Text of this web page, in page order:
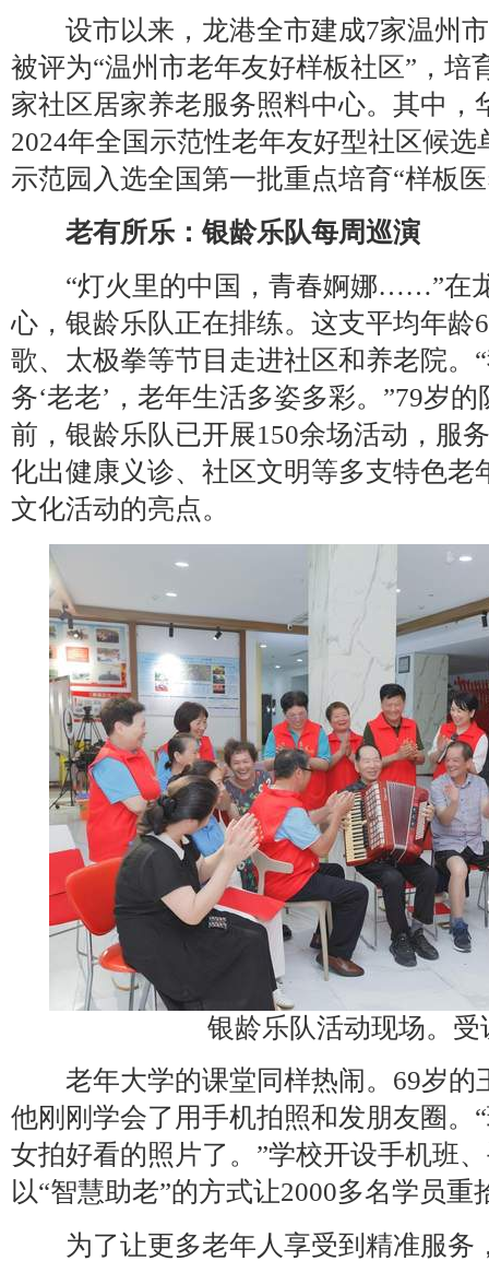
设市以来，龙港全市建成7家温州市
被评为“温州市老年友好样板社区”，培
家社区居家养老服务照料中心。其中，
2024年全国示范性老年友好型社区候
示范园入选全国第一批重点培育“样板
老有所乐：银龄乐队每周巡演
“灯火里的中国，青春婀娜……”在龙
心，银龄乐队正在排练。这支平均年龄
歌、太极拳等节目走进社区和养老院。
务‘老老’，老年生活多姿多彩。”79岁
前，银龄乐队已开展150余场活动，服
化出健康义诊、社区文明等多支特色老
文化活动的亮点。
银龄乐队活动现场。受
老年大学的课堂同样热闹。69岁的
他刚刚学会了用手机拍照和发朋友圈。
女拍好看的照片了。”学校开设手机班
以“智慧助老”的方式让2000多名学员重
为了让更多老年人享受到精准服务